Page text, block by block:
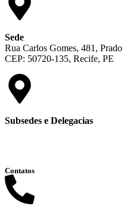
Sede
Rua Carlos Gomes, 481, Prado
CEP: 50720-135, Recife, PE
Subsedes e Delegacias
Contatos